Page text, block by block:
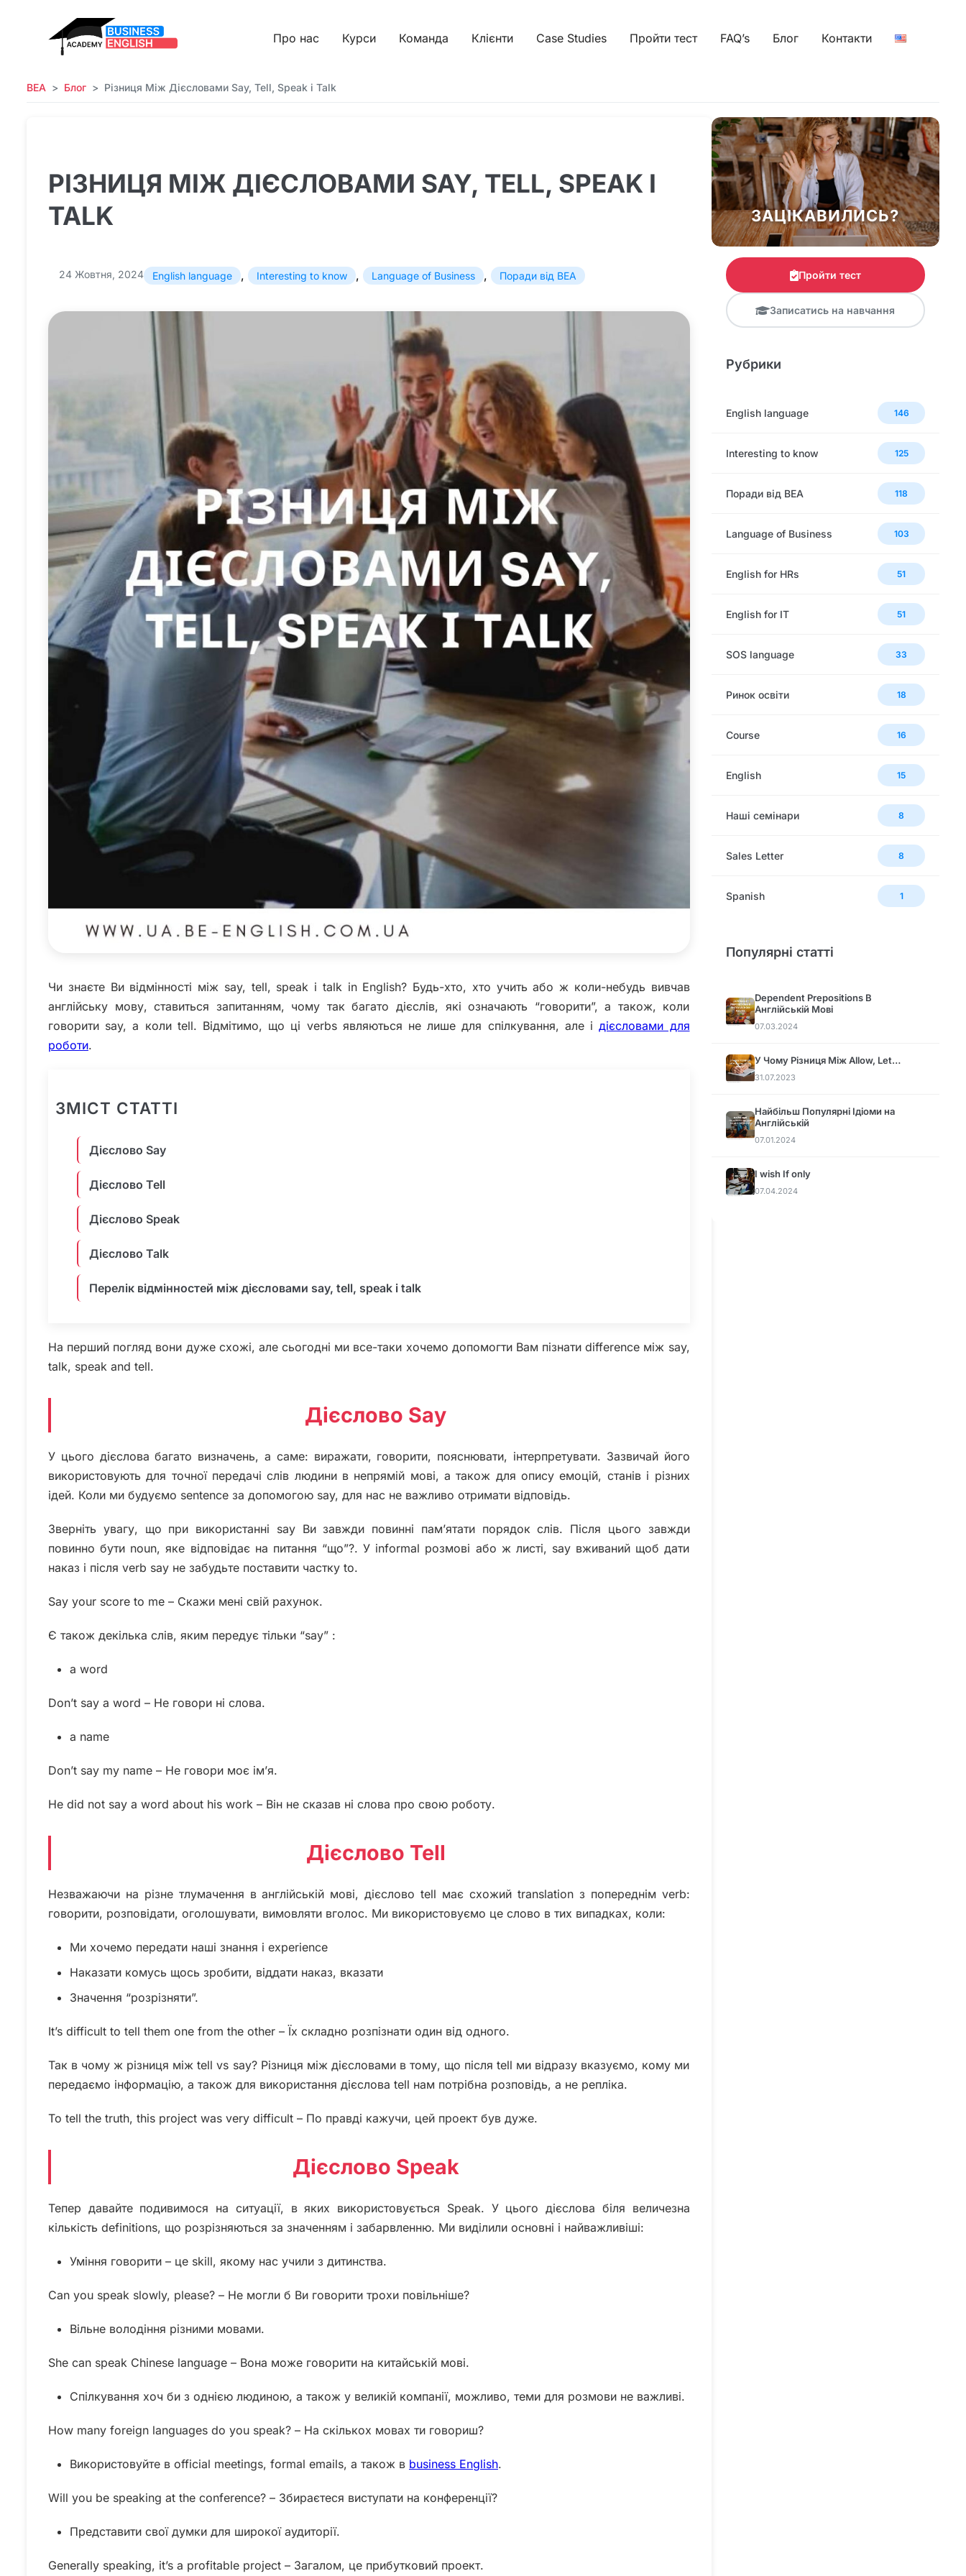
Про нас Курси Команда Клієнти Case Studies Пройти тест FAQ’s Блог Контакти
BEA Блог Різниця Між Дієсловами Say, Tell, Speak і Talk
РІЗНИЦЯ МІЖ ДІЄСЛОВАМИ SAY, TELL, SPEAK І
TALK
24 Жовтня, 2024 English language , Interesting to know , Language of Business , Поради від BEA
Чи знаєте Ви відмінності між say, tell, speak і talk in English? Будь-хто, хто учить або ж коли-небудь вивчав
англійську мову, ставиться запитанням, чому так багато дієслів, які означають “говорити”, а також, коли
говорити say, а коли tell. Відмітимо, що ці verbs являються не лише для спілкування, але ідієсловами для
роботи.
ЗМІСТ СТАТТІ
Дієслово Say
Дієслово Tell
Дієслово Speak
Дієслово Talk
Перелік відмінностей між дієсловами say, tell, speak і talk
На перший погляд вони дуже схожі, але сьогодні ми все-таки хочемо допомогти Вам пізнати difference між say,
talk, speak and tell.
Дієслово Say
У цього дієслова багато визначень, а саме: виражати, говорити, пояснювати, інтерпретувати. Зазвичай його
використовують для точної передачі слів людини в непрямій мові, а також для опису емоцій, станів і різних
ідей. Коли ми будуємо sentence за допомогою say, для нас не важливо отримати відповідь.
Зверніть увагу, що при використанні say Ви завжди повинні пам’ятати порядок слів. Після цього завжди
повинно бути noun, яке відповідає на питання “що”?. У informal розмові або ж листі, say вживаний щоб дати
наказ і після verb say не забудьте поставити частку to.
Say your score to me – Скажи мені свій рахунок.
Є також декілька слів, яким передує тільки “say” :
a word
Don’t say a word – Не говори ні слова.
a name
Don’t say my name – Не говори моє ім’я.
He did not say a word about his work – Він не сказав ні слова про свою роботу.
Дієслово Tell
Незважаючи на різне тлумачення в англійській мові, дієслово tell має схожий translation з попереднім verb:
говорити, розповідати, оголошувати, вимовляти вголос. Ми використовуємо це слово в тих випадках, коли:
Ми хочемо передати наші знання і experience
Наказати комусь щось зробити, віддати наказ, вказати
Значення “розрізняти”.
It’s difficult to tell them one from the other – Їх складно розпізнати один від одного.
Так в чому ж різниця між tell vs say? Різниця між дієсловами в тому, що після tell ми відразу вказуємо, кому ми
передаємо інформацію, а також для використання дієслова tell нам потрібна розповідь, а не репліка.
To tell the truth, this project was very difficult – По правді кажучи, цей проект був дуже.
Дієслово Speak
Тепер давайте подивимося на ситуації, в яких використовується Speak. У цього дієслова біля величезна
кількість definitions, що розрізняються за значенням і забарвленню. Ми виділили основні і найважливіші:
Уміння говорити – це skill, якому нас учили з дитинства.
Can you speak slowly, please? – Не могли б Ви говорити трохи повільніше?
Вільне володіння різними мовами.
She can speak Chinese language – Вона може говорити на китайській мові.
Спілкування хоч би з однією людиною, а також у великій компанії, можливо, теми для розмови не важливі.
How many foreign languages do you speak? – На скількох мовах ти говориш?
Використовуйте в official meetings, formal emails, а також в business English.
Will you be speaking at the conference? – Збираєтеся виступати на конференції?
Представити свої думки для широкої аудиторії.
Generally speaking, it’s a profitable project – Загалом, це прибутковий проект.
ЗАЦІКАВИЛИСЬ?
Пройти тест
Записатись на навчання
Рубрики
English language 146
Interesting to know 125
Поради від BEA 118
Language of Business 103
English for HRs 51
English for IT 51
SOS language 33
Ринок освіти 18
Сourse 16
English 15
Наші семінари 8
Sales Letter 8
Spanish 1
Популярні статті
Dependent Prepositions В
Англійській Мові
07.03.2024
У Чому Різниця Між Allow, Let…
31.07.2023
Найбільш Популярні Ідіоми на
Англійській
07.01.2024
I wish If only
07.04.2024